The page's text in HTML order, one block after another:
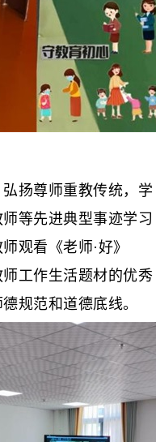
扬尊师重教传统，学
等先进典型事迹学习
观看《老师·好》
师工作生活题材的优秀
规范和道德底线。